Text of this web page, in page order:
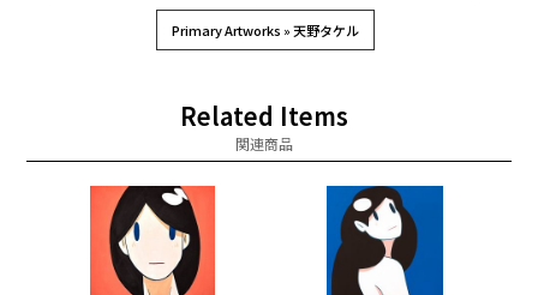
Primary Artworks » 天野タケル
Related Items
関連商品